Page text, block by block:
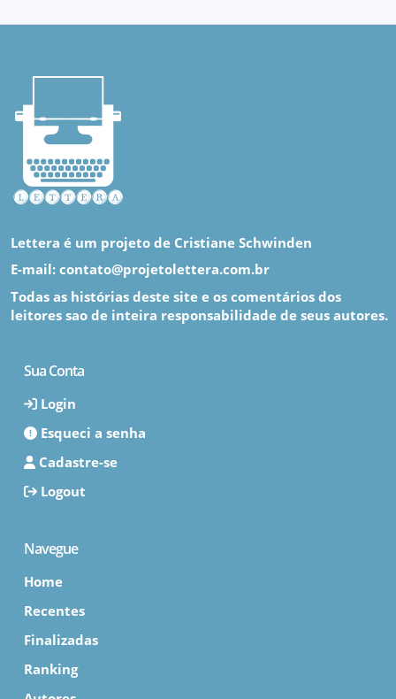
Lettera é um projeto de Cristiane Schwinden
E-mail: contato@projetolettera.com.br
Todas as histórias deste site e os comentários dos
leitores sao de inteira responsabilidade de seus autores.
Sua Conta
Login
Esqueci a senha
Cadastre-se
Logout
Navegue
Home
Recentes
Finalizadas
Ranking